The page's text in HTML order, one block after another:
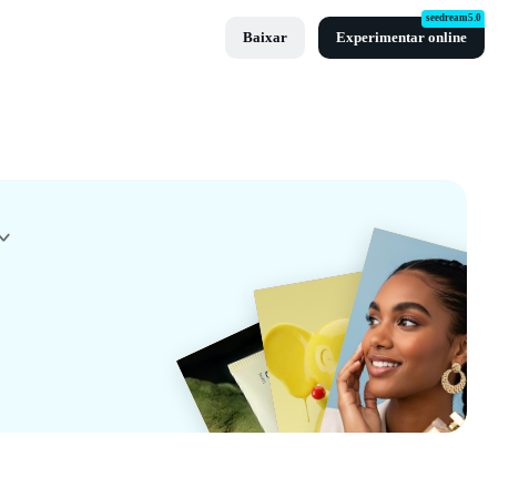
Baixar Experimentar online
seedream5.0